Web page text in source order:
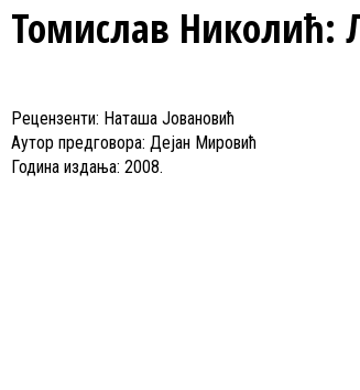
Томислав Николић:
Рецензенти: Наташа Јовановић
Аутор предговора: Дејан Мировић
Година издања: 2008.